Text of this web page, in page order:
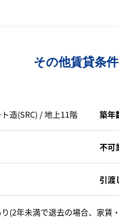
その他賃貸条
造(SRC) / 地上11階 築年
不可
引渡
(2年未満で退去の場合、家賃